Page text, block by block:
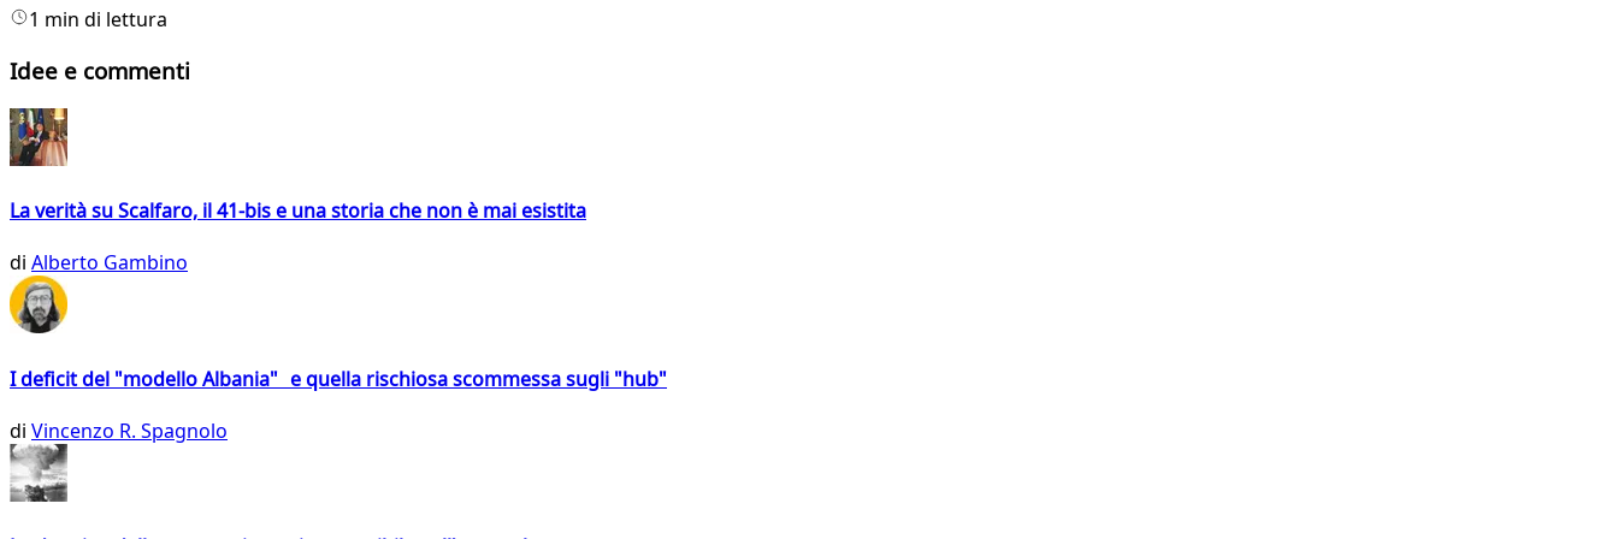
1 min di lettura
Idee e commenti
La verità su Scalfaro, il 41-bis e una storia che non è mai esistita
di Alberto Gambino
I deficit del "modello Albania" e quella rischiosa scommessa sugli "hub"
di Vincenzo R. Spagnolo